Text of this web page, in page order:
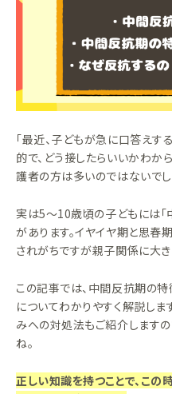
「最近、子どもが急に口答えす
的で、どう接したらいいかわか
護者の方は多いのではないでし
実は5〜10歳頃の子どもには
があります。イヤイヤ期と思春
されがちですが親子関係に大き
この記事では、中間反抗期の
についてわかりやすく解説しま
みへの対処法もご紹介します
ね。
正しい知識を持つことで、こ